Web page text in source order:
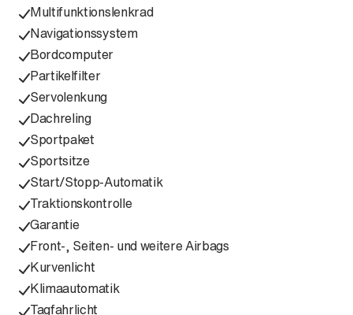
Multifunktionslenkrad
Navigationssystem
Bordcomputer
Partikelfilter
Servolenkung
Dachreling
Sportpaket
Sportsitze
Start/Stopp-Automatik
Traktionskontrolle
Garantie
Front-, Seiten- und weitere Airbags
Kurvenlicht
Klimaautomatik
Tagfahrlicht